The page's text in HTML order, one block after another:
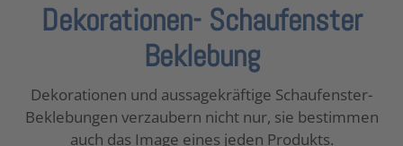
Dekorationen- Schaufenster
Beklebung
Dekorationen und aussagekräftige Schaufenster-
Beklebungen verzaubern nicht nur, sie bestimmen
auch das Image eines jeden Produkts.